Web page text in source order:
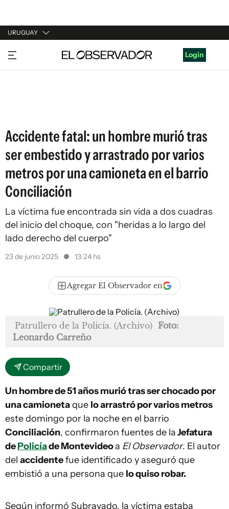
URUGUAY
URUGUAY
ARGENTINA
Login
Accidente fatal: un hombre murió tras
ser embestido y arrastrado por varios
metros por una camioneta en el barrio
Conciliación
La víctima fue encontrada sin vida a dos cuadras
del inicio del choque, con "heridas a lo largo del
lado derecho del cuerpo"
23 de junio 2025 13:24 hs
Agregar El Observador en
Patrullero de la Policía. (Archivo) Foto:
Leonardo Carreño
Compartir
Un hombre de 51 años murió tras ser chocado por
una camionetaque lo arrastró por varios metros
este domingo por la noche en el barrio
Conciliación, confirmaron fuentes de laJefatura
dePolicíade Montevideoa El Observador. El autor
del accidentefue identificado y aseguró que
embistió a una persona que lo quiso robar.
Según informó Subrayado, la víctima estaba